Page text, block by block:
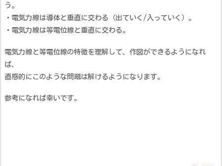
う。
・電気力線は導体と垂直に交わる（出ていく/入っていく）。
・電気力線は等電位線と垂直に交わる。
電気力線と等電位線の特徴を理解して、作図ができるようになれ
ば、
直感的にこのような問題は解けるようになります。
参考になれば幸いです。